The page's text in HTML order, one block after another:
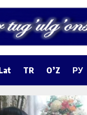
TR O’Z РУ